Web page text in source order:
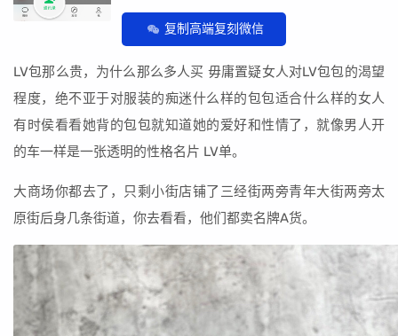
复制高端复刻微信
LV包那么贵，为什么那么多人买 毋庸置疑女人对LV包包的渴望
程度，绝不亚于对服装的痴迷什么样的包包适合什么样的女人
有时侯看看她背的包包就知道她的爱好和性情了，就像男人开
的车一样是一张透明的性格名片 LV单。
大商场你都去了，只剩小街店铺了三经街两旁青年大街两旁太
原街后身几条街道，你去看看，他们都卖名牌A货。